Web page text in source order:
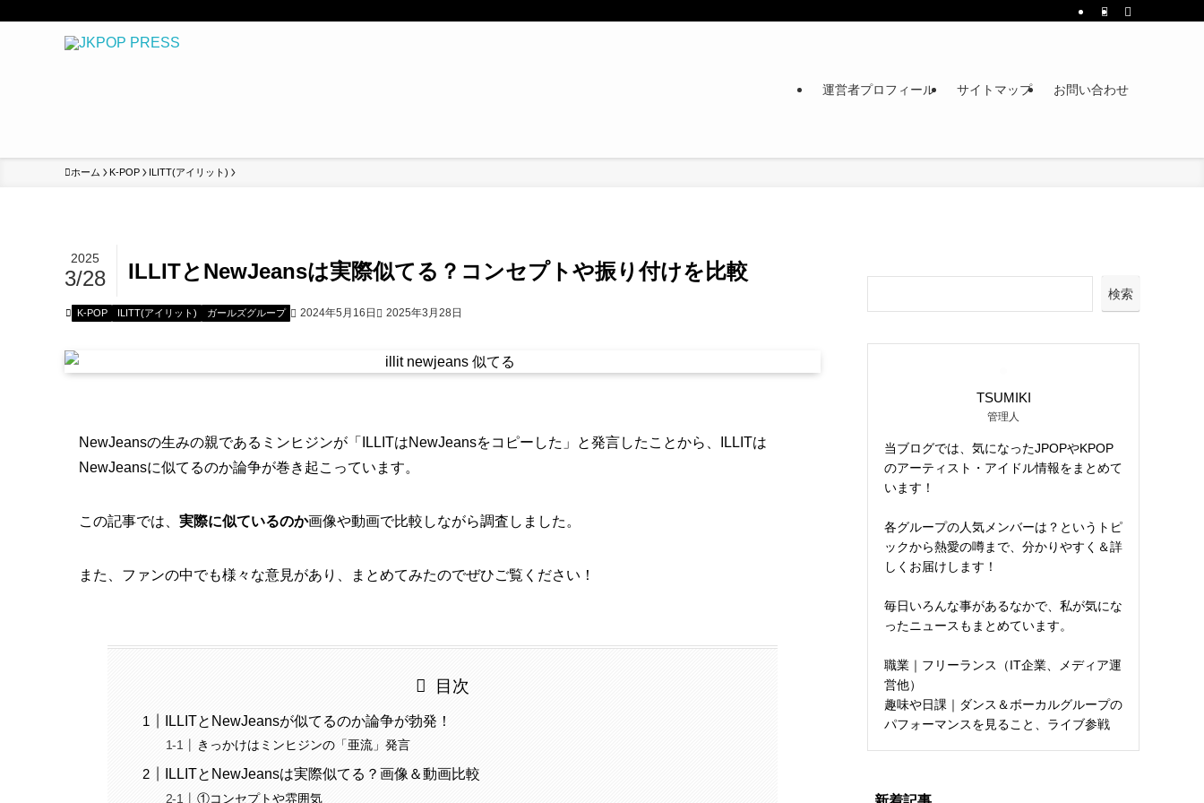
運営者プロフィール サイトマップ お問い合わせ
ホーム K-POP ILITT(アイリット)
ILLITとNewJeansは実際似てる？コンセプトや振り付けを比較
2025
3/28
K-POP ILITT(アイリット) ガールズグループ 2024年5月16日 2025年3月28日
NewJeansの生みの親であるミンヒジンが「ILLITはNewJeansをコピーした」と発言したことから、ILLITは
NewJeansに似てるのか論争が巻き起こっています。
この記事では、 実際に似ているのか画像や動画で比較しながら調査しました。
また、ファンの中でも様々な意見があり、まとめてみたのでぜひご覧ください！
目次
ILLITとNewJeansが似てるのか論争が勃発！
きっかけはミンヒジンの「亜流」発言
ILLITとNewJeansは実際似てる？画像＆動画比較
①コンセプトや雰囲気
検索
TSUMIKI
管理人
当ブログでは、気になったJPOPやKPOP
のアーティスト・アイドル情報をまとめて
います！
各グループの人気メンバーは？というトピ
ックから熱愛の噂まで、分かりやすく＆詳
しくお届けします！
毎日いろんな事があるなかで、私が気にな
ったニュースもまとめています。
職業｜フリーランス（IT企業、メディア運
営他）
趣味や日課｜ダンス＆ボーカルグループの
パフォーマンスを見ること、ライブ参戦